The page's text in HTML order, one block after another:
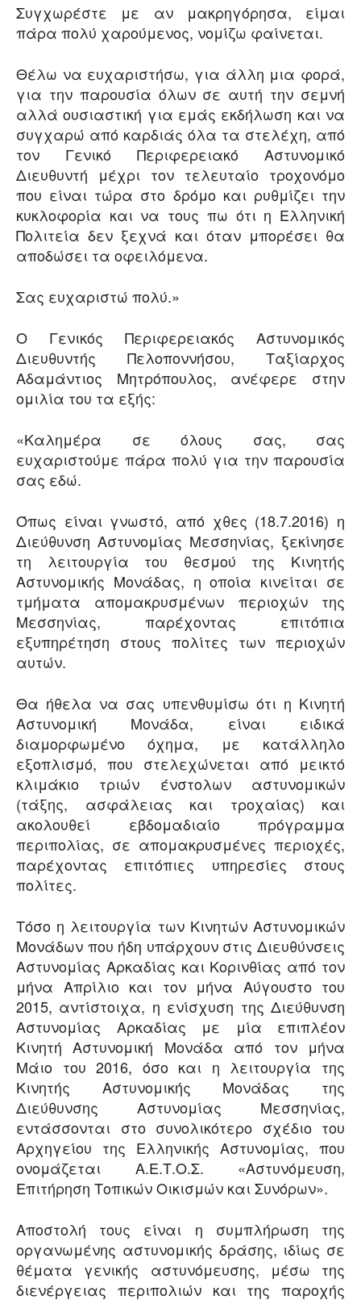
Συγχωρέστε με αν μακρηγόρησα, είμαι
πάρα πολύ χαρούμενος, νομίζω φαίνεται.
Θέλω να ευχαριστήσω, για άλλη μια φορά,
για την παρουσία όλων σε αυτή την σεμνή
αλλά ουσιαστική για εμάς εκδήλωση και να
συγχαρώ από καρδιάς όλα τα στελέχη, από
τον Γενικό Περιφερειακό Αστυνομικό
Διευθυντή μέχρι τον τελευταίο τροχονόμο
που είναι τώρα στο δρόμο και ρυθμίζει την
κυκλοφορία και να τους πω ότι η Ελληνική
Πολιτεία δεν ξεχνά και όταν μπορέσει θα
αποδώσει τα οφειλόμενα.
Σας ευχαριστώ πολύ.»
Ο Γενικός Περιφερειακός Αστυνομικός
Διευθυντής Πελοποννήσου, Ταξίαρχος
Αδαμάντιος Μητρόπουλος, ανέφερε στην
ομιλία του τα εξής:
«Καλημέρα σε όλους σας, σας
ευχαριστούμε πάρα πολύ για την παρουσία
σας εδώ.
Όπως είναι γνωστό, από χθες (18.7.2016) η
Διεύθυνση Αστυνομίας Μεσσηνίας, ξεκίνησε
τη λειτουργία του θεσμού της Κινητής
Αστυνομικής Μονάδας, η οποία κινείται σε
τμήματα απομακρυσμένων περιοχών της
Μεσσηνίας, παρέχοντας επιτόπια
εξυπηρέτηση στους πολίτες των περιοχών
αυτών.
Θα ήθελα να σας υπενθυμίσω ότι η Κινητή
Αστυνομική Μονάδα, είναι ειδικά
διαμορφωμένο όχημα, με κατάλληλο
εξοπλισμό, που στελεχώνεται από μεικτό
κλιμάκιο τριών ένστολων αστυνομικών
(τάξης, ασφάλειας και τροχαίας) και
ακολουθεί εβδομαδιαίο πρόγραμμα
περιπολίας, σε απομακρυσμένες περιοχές,
παρέχοντας επιτόπιες υπηρεσίες στους
πολίτες.
Τόσο η λειτουργία των Κινητών Αστυνομικών
Μονάδων που ήδη υπάρχουν στις Διευθύνσεις
Αστυνομίας Αρκαδίας και Κορινθίας από τον
μήνα Απρίλιο και τον μήνα Αύγουστο του
2015, αντίστοιχα, η ενίσχυση της Διεύθυνση
Αστυνομίας Αρκαδίας με μία επιπλέον
Κινητή Αστυνομική Μονάδα από τον μήνα
Μάιο του 2016, όσο και η λειτουργία της
Κινητής Αστυνομικής Μονάδας της
Διεύθυνσης Αστυνομίας Μεσσηνίας,
εντάσσονται στο συνολικότερο σχέδιο του
Αρχηγείου της Ελληνικής Αστυνομίας, που
ονομάζεται Α.Ε.Τ.Ο.Σ. «Αστυνόμευση,
Επιτήρηση Τοπικών Οικισμών και Συνόρων».
Αποστολή τους είναι η συμπλήρωση της
οργανωμένης αστυνομικής δράσης, ιδίως σε
θέματα γενικής αστυνόμευσης, μέσω της
διενέργειας περιπολιών και της παροχής